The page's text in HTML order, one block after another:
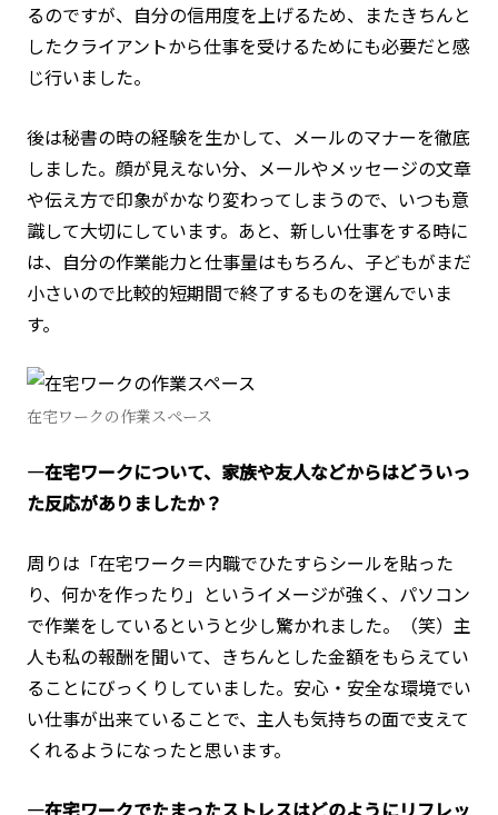
るのですが、自分の信用度を上げるため、またきちんと
したクライアントから仕事を受けるためにも必要だと感
じ行いました。
後は秘書の時の経験を生かして、メールのマナーを徹底
しました。顔が見えない分、メールやメッセージの文章
や伝え方で印象がかなり変わってしまうので、いつも意
識して大切にしています。あと、新しい仕事をする時に
は、自分の作業能力と仕事量はもちろん、子どもがまだ
小さいので比較的短期間で終了するものを選んでいま
す。
在宅ワークの作業スペース
―在宅ワークについて、家族や友人などからはどういっ
た反応がありましたか？
周りは「在宅ワーク＝内職でひたすらシールを貼った
り、何かを作ったり」というイメージが強く、パソコン
で作業をしているというと少し驚かれました。（笑）主
人も私の報酬を聞いて、きちんとした金額をもらえてい
ることにびっくりしていました。安心・安全な環境でい
い仕事が出来ていることで、主人も気持ちの面で支えて
くれるようになったと思います。
―在宅ワークでたまったストレスはどのようにリフレッ